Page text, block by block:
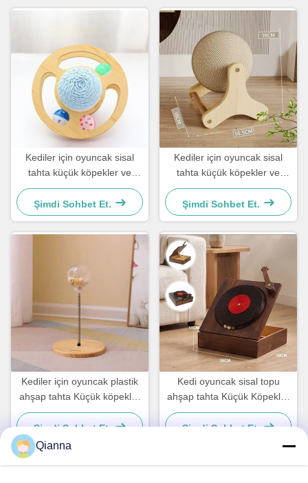
Kediler için oyuncak sisal
tahta küçük köpekler ve
kediler için basit ve pratik
Şimdi Sohbet Et.
Kediler için oyuncak sisal
tahta küçük köpekler ve
kediler için basit ve pratik
Şimdi Sohbet Et.
Kediler için oyuncak plastik
ahşap tahta Küçük köpekler
ve kediler için Basit ve pratik
Şimdi Sohbet Et.
Kedi oyuncak sisal topu
ahşap tahta Küçük Köpekler
ve Kediler için Basit ve pratik
Şimdi Sohbet Et.
Qianna